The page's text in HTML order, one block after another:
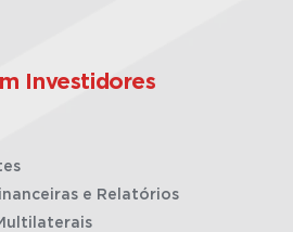
Investidores
e Relatórios